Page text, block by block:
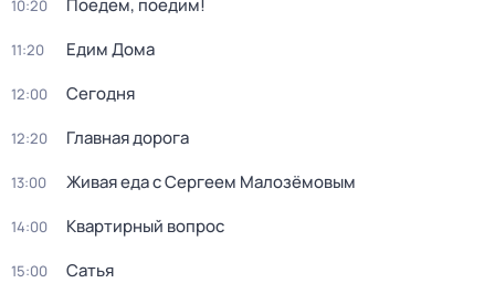
10:20 Поедем, поедим!
11:20 Едим Дома
12:00 Сегодня
12:20 Главная дорога
13:00 Живая еда с Сергеем Малозёмовым
14:00 Квартирный вопрос
15:00 Сатья